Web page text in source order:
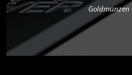
Goldmünzen